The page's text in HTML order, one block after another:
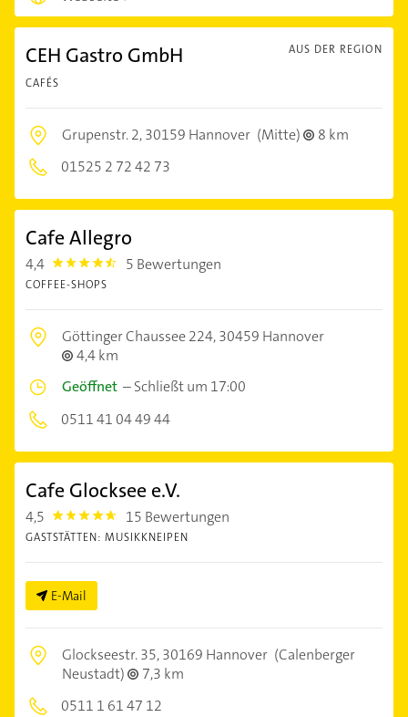
AUS DER REGION
CEH Gastro GmbH
CAFÉS
Grupenstr. 2,30159 Hannover (Mitte)
8 km
01525 2 72 42 73
Cafe Allegro
4,4 4.4 5 Bewertungen
COFFEE-SHOPS
Göttinger Chaussee 224,30459 Hannover
4,4 km
Geöffnet –Schließt um 17:00
0511 41 04 49 44
Cafe Glocksee e.V.
4,5 4.5 15 Bewertungen
GASTSTÄTTEN: MUSIKKNEIPEN
E-Mail
Glockseestr. 35,30169 Hannover (Calenberger
Neustadt)
7,3 km
0511 1 61 47 12